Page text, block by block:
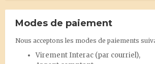
Modes de paiement
Nous acceptons les modes de paiements
Virement Interac (par courriel),